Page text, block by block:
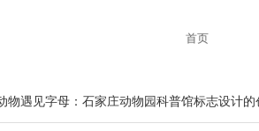
首页
物遇见字母：石家庄动物园科普馆标志设计的